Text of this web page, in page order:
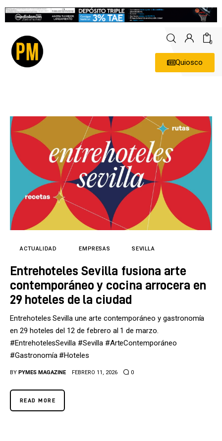
0
Quiosco
Economía
Empresas
Entrevistas
Expertos
Tecnología
Cultura
LifeStyle
Directorio
ACTUALIDAD EMPRESAS SEVILLA
Entrehoteles Sevilla fusiona arte
contemporáneo y cocina arrocera en
29 hoteles de la ciudad
Entrehoteles Sevilla une arte contemporáneo y gastronomía
en 29 hoteles del 12 de febrero al 1 de marzo.
#EntrehotelesSevilla #Sevilla #ArteContemporáneo
#Gastronomía #Hoteles
BY PYMES MAGAZINE FEBRERO 11, 2026 0
READ MORE